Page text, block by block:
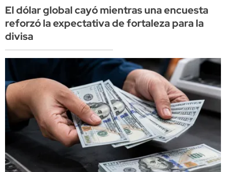
El dólar global cayó mientras una encuesta
reforzó la expectativa de fortaleza para la
divisa